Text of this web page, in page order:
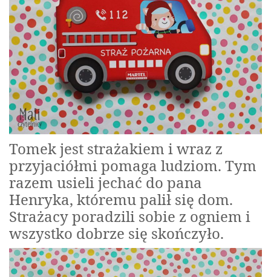
Tomek jest strażakiem i wraz z
przyjaciółmi pomaga ludziom. Tym
razem usieli jechać do pana
Henryka, któremu palił się dom.
Strażacy poradzili sobie z ogniem i
wszystko dobrze się skończyło.